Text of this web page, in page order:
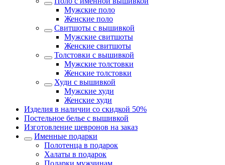
Мужские поло
Женские поло
Свитшоты с вышивкой
Мужские свитшоты
Женские свитшоты
Толстовки с вышивкой
Мужские толстовки
Женские толстовки
Худи с вышивкой
Мужские худи
Женские худи
Изделия в наличии со скидкой 50%
Постельное белье с вышивкой
Изготовление шевронов на заказ
Именные подарки
Полотенца в подарок
Халаты в подарок